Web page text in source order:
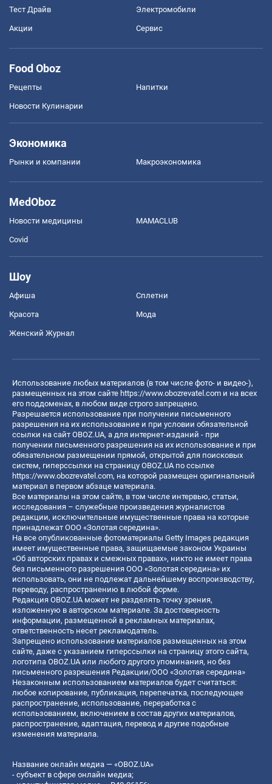
Тест Драйв Электромобили
Акции Сервис
Food Oboz
Рецепты Напитки
Новости Кулинарии
Экономика
Рынки и компании Mакроэкономика
MedOboz
Новости медицины MAMACLUB
Covid
Шоу
Афиша Сплетни
Красота Мода
Женский Журнал
Использование любых материалов (в том числе фото- и видео-),
размещенных на этом сайте https://www.obozrevatel.com и на всех
его поддоменах, в любом виде строго запрещено.
Разрешается использование при получении письменного
разрешения на их использование и при условии обязательной
ссылки на сайт OBOZ.UA, а для интернет-изданий - при
получении письменного разрешения на их использование и при
обязательном размещении прямой, открытой для поисковых
систем, гиперссылки на страницу OBOZ.UA по ссылке
https://www.obozrevatel.com, на которой размещен оригинальный
материал в первом абзаце материала.
Все материалы на этом сайте, в том числе интервью, статьи,
исследования – служебные произведения журналистов
редакции, исключительные имущественные права на которые
принадлежат ООО «Золотая середина».
На все опубликованные фотоматериалы Getty Images редакция
имеет имущественные права, защищаемые законом Украины
«Об авторских правах и смежных правах», никто не имеет права
без письменного разрешения ООО «Золотая середина» их
использовать, они не подлежат дальнейшему воспроизводству,
переводу, распространению в любой форме.
Редакция OBOZ.UA может не разделять точку зрения,
изложенную в авторском материале. За достоверность
информации, размещенной в рекламных материалах,
ответственность несет рекламодатель.
Запрещено использование материалов размещенных на этом
сайте, даже с указанием гиперссылки на страницу этого сайта,
логотипа OBOZ.UA или любого другого упоминания, но без
письменного разрешения Редакции/ООО «Золотая середина»
Незаконным использованием материалов будет считаться:
любое копирование, публикация, перепечатка, последующее
распространение, использование, переработка с
использованием, включением в состав других материалов,
распространение, адаптация, перевод и другие подобные
изменения материала.
Название онлайн медиа — «OBOZ.UA»
- субъект в сфере онлайн медиа;